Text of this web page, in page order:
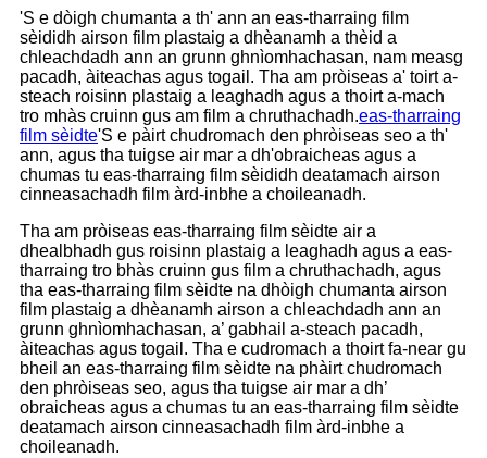
'S e dòigh chumanta a th' ann an eas-tharraing film
sèididh airson film plastaig a dhèanamh a thèid a
chleachdadh ann an grunn ghnìomhachasan, nam measg
pacadh, àiteachas agus togail. Tha am pròiseas a' toirt a-
steach roisinn plastaig a leaghadh agus a thoirt a-mach
tro mhàs cruinn gus am film a chruthachadh.eas-tharraing
film sèidte'S e pàirt chudromach den phròiseas seo a th'
ann, agus tha tuigse air mar a dh'obraicheas agus a
chumas tu eas-tharraing film sèididh deatamach airson
cinneasachadh film àrd-inbhe a choileanadh.
Tha am pròiseas eas-tharraing film sèidte air a
dhealbhadh gus roisinn plastaig a leaghadh agus a eas-
tharraing tro bhàs cruinn gus film a chruthachadh, agus
tha eas-tharraing film sèidte na dhòigh chumanta airson
film plastaig a dhèanamh airson a chleachdadh ann an
grunn ghnìomhachasan, a’ gabhail a-steach pacadh,
àiteachas agus togail. Tha e cudromach a thoirt fa-near gu
bheil an eas-tharraing film sèidte na phàirt chudromach
den phròiseas seo, agus tha tuigse air mar a dh’
obraicheas agus a chumas tu an eas-tharraing film sèidte
deatamach airson cinneasachadh film àrd-inbhe a
choileanadh.